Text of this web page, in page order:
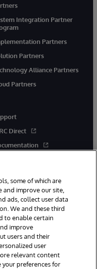
Integration Partner
Partners
Partners
Alliance Partners
Partners
Direct
MA. All Rights
Statement
Guarantee
some of which are
improve our site,
ads, collect user data
We and these third
to enable certain
improve
users and their
user
relevant content
your preferences for